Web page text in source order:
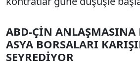
ABD-ÇİN ANLAŞMASINA
ASYA BORSALARI
SEYREDİYOR